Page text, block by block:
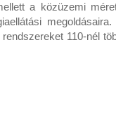
a közüzemi
megoldásaira.
110-nél